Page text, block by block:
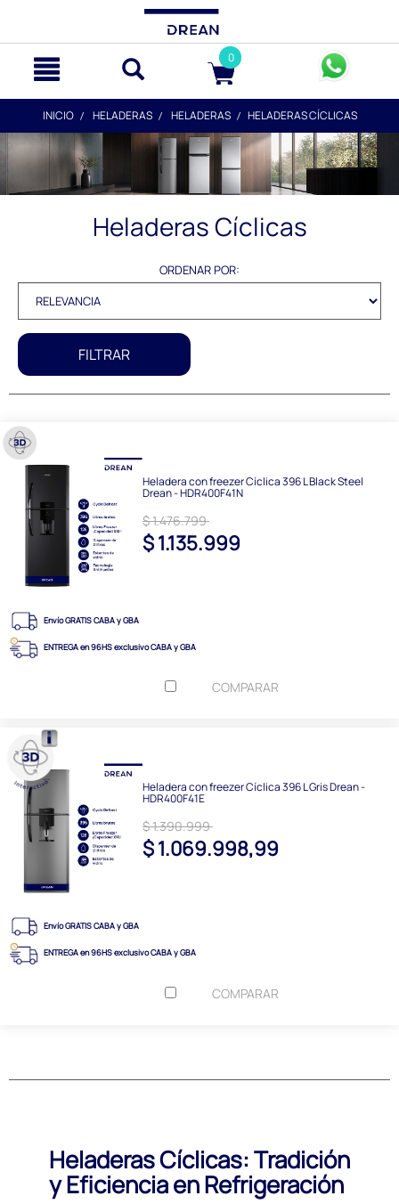
0
INICIO HELADERAS HELADERAS HELADERAS CÍCLICAS
Heladeras Cíclicas
ORDENAR POR:
FILTRAR
Heladera con freezer Cíclica 396 L Black Steel
Drean - HDR400F41N
$ 1.476.799
$ 1.135.999
Envío GRATIS CABA y GBA
ENTREGA en 96HS exclusivo CABA y GBA
COMPARAR
Heladera con freezer Cíclica 396 L Gris Drean -
HDR400F41E
$ 1.390.999
$ 1.069.998,99
Envío GRATIS CABA y GBA
ENTREGA en 96HS exclusivo CABA y GBA
COMPARAR
Heladeras Cíclicas: Tradición
y Eficiencia en Refrigeración